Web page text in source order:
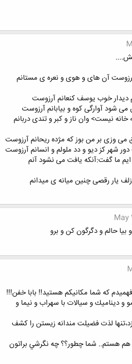
آن های و هوی و نعره ی مستانم
دیدار خوب یوسف کنعانم آرزوست
می شود آوارگی کوه و بیابانم آرزوست
نیست> وان ناز و کبر و تندی دربانم
وزی بر من بوز که مژده ریحانم آرزوست
شهر کز دیو و دد ملولم و انسانم آرزوست
ما گفت:آنکه یافت می نشود آنم
یار رقصی چنین میانه ی میدانم
May
حالم و دگرگون کن و برو
فهميدم كه شما مكانيكم هستيد!! بابا خفن!!!
و ديناميك و سيالات با سهراب و نيما و
لذت فضيلت مندانه زيستن را كشف
هستم.. شما چطور؟؟ چه نگرشي براتون